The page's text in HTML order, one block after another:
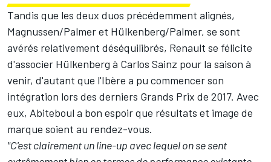
Tandis que les deux duos précédemment alignés,
Magnussen/Palmer et Hülkenberg/Palmer, se sont
avérés relativement déséquilibrés, Renault se félicite
d'associer Hülkenberg à Carlos Sainz pour la saison à
venir, d'autant que l'Ibère a pu commencer son
intégration lors des derniers Grands Prix de 2017. Avec
eux, Abiteboul a bon espoir que résultats et image de
marque soient au rendez-vous.
"C'est clairement un line-up avec lequel on se sent